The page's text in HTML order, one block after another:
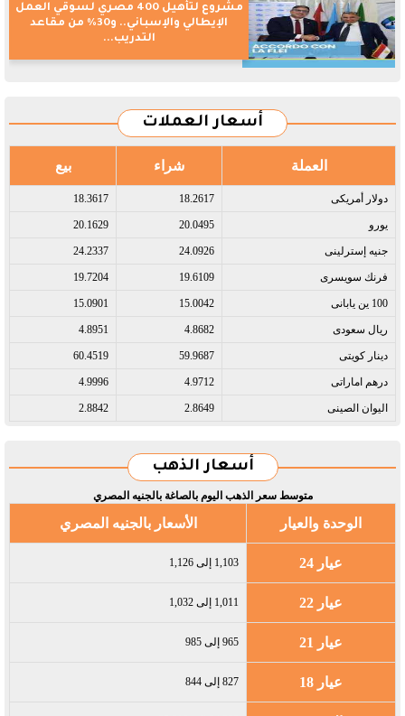
مشروع لتأهيل 400 مصري لسوقي العمل
الإيطالي والإسباني.. و30% من مقاعد
التدريب...
أسعار العملات
العملة شراء بيع
دولار أمريكى​ 18.2617
18.3617
يورو​ 20.0495
20.1629
جنيه إسترلينى​ 24.0926
24.2337
فرنك سويسرى​ 19.6109
19.7204
100 ين يابانى​ 15.0042
15.0901
ريال سعودى​ 4.8682
4.8951
دينار كويتى​ 59.9687
60.4519
درهم اماراتى​ 4.9712
4.9996
اليوان الصينى​ 2.8649
2.8842
أسعار الذهب
متوسط سعر الذهب اليوم بالصاغة بالجنيه المصري
الوحدة والعيار الأسعار بالجنيه المصري
عيار 24 1,103 إلى 1,126
عيار 22 1,011 إلى 1,032
عيار 21 965 إلى 985
عيار 18 827 إلى 844